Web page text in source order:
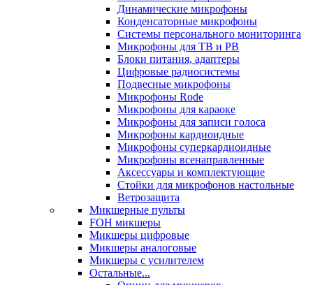
Динамические микрофоны
Конденсаторные микрофоны
Системы персонального мониторинга
Микрофоны для ТВ и РВ
Блоки питания, адаптеры
Цифровые радиосистемы
Подвесные микрофоны
Микрофоны Rode
Микрофоны для караоке
Микрофоны для записи голоса
Микрофоны кардиоидные
Микрофоны суперкардиоидные
Микрофоны всенаправленные
Аксессуары и комплектующие
Стойки для микрофонов настольные
Ветрозащита
Микшерные пульты
FOH микшеры
Микшеры цифровые
Микшеры аналоговые
Микшеры с усилителем
Остальные...